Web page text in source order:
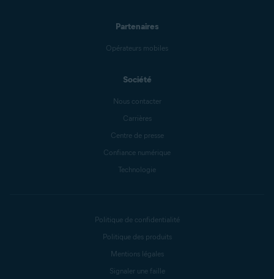
Partenaires
Opérateurs mobiles
Société
Nous contacter
Carrières
Centre de presse
Confiance numérique
Technologie
Politique de confidentialité
Politique des produits
Mentions légales
Signaler une faille